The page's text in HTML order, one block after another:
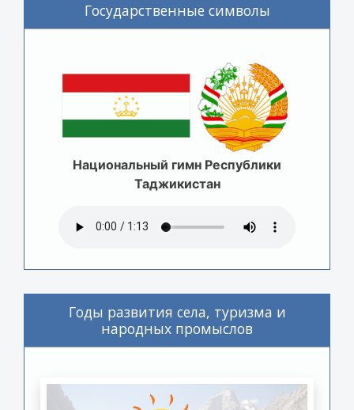
Государственные символы
Национальный гимн Республики
Таджикистан
Годы развития села, туризма и
народных промыслов